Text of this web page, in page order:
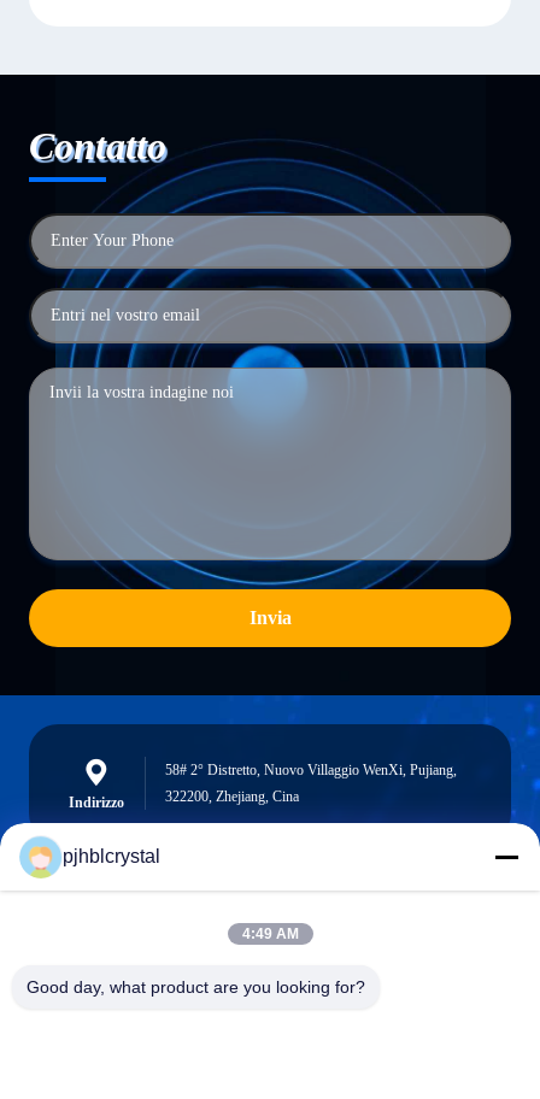
Contatto
Invia
Indirizzo
58# 2° Distretto, Nuovo Villaggio WenXi, Pujiang,
322200, Zhejiang, Cina
jinhuacz@126.com
pjhblcrystal
4:49 AM
Good day, what product are you looking for?